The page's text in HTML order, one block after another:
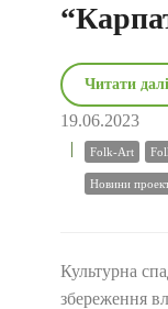
Читати далі
19.06.2023
Folk-Art
Новини
Культурна
збереження